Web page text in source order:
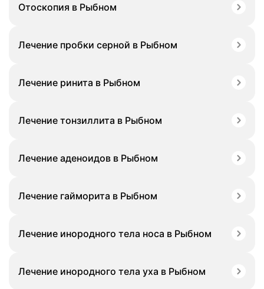
Отоскопия в Рыбном
Лечение пробки серной в Рыбном
Лечение ринита в Рыбном
Лечение тонзиллита в Рыбном
Лечение аденоидов в Рыбном
Лечение гайморита в Рыбном
Лечение инородного тела носа в Рыбном
Лечение инородного тела уха в Рыбном